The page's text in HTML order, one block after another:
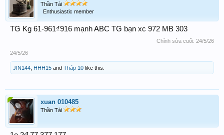
Thần Tài
Enthusiastic member
TG Kg 61-961₫916 mạnh ABC TG bạn xc 972 MB 303
Chỉnh sửa cuối: 24/5/26
24/5/26
JIN144 HHH15 and Tháp 10 like this.
xuan 010485
Thần Tài